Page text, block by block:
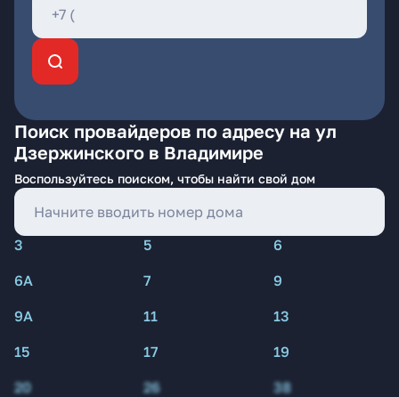
Поиск провайдеров по адресу на ул
Дзержинского в Владимире
Воспользуйтесь поиском, чтобы найти свой дом
3 5
6
6А
7
9
9А
11
13
15
17
19
20
26 38